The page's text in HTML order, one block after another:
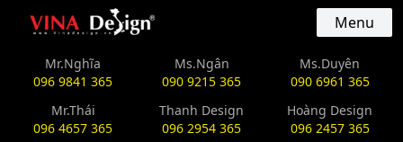
vinadesign.vn Menu
Mr.Nghĩa
096 9841 365
Ms.Ngân
090 9215 365
Ms.Duyên
090 6961 365
Mr.Thái
096 4657 365
Thanh Design
096 2954 365
Hoàng Design
096 2457 365